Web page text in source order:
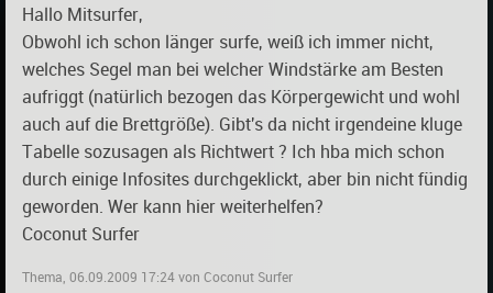
Hallo Mitsurfer,
Obwohl ich schon länger surfe, weiß ich immer nicht,
welches Segel man bei welcher Windstärke am Besten
aufriggt (natürlich bezogen das Körpergewicht und wohl
auch auf die Brettgröße). Gibt's da nicht irgendeine kluge
Tabelle sozusagen als Richtwert ? Ich hba mich schon
durch einige Infosites durchgeklickt, aber bin nicht fündig
geworden. Wer kann hier weiterhelfen?
Coconut Surfer
Thema, 06.09.2009 17:24 von Coconut Surfer